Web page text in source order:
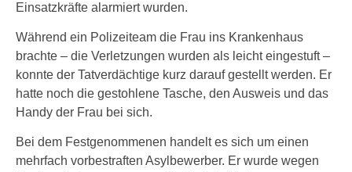
Einsatzkräfte alarmiert wurden.
Während ein Polizeiteam die Frau ins Krankenhaus
brachte – die Verletzungen wurden als leicht eingestuft –
konnte der Tatverdächtige kurz darauf gestellt werden. Er
hatte noch die gestohlene Tasche, den Ausweis und das
Handy der Frau bei sich.
Bei dem Festgenommenen handelt es sich um einen
mehrfach vorbestraften Asylbewerber. Er wurde wegen